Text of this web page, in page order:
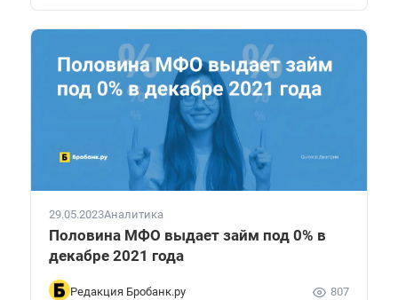
29.05.2023Аналитика
Половина МФО выдает займ под 0% в
декабре 2021 года
Редакция Бробанк.ру 807